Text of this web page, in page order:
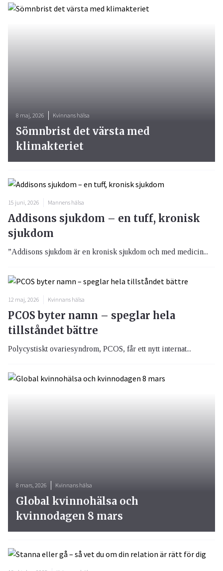
15 juni, 2026 Mannens hälsa
Addisons sjukdom – en tuff, kronisk
sjukdom
”Addisons sjukdom är en kronisk sjukdom och med medicin...
12 maj, 2026 Kvinnans hälsa
PCOS byter namn – speglar hela
tillståndet bättre
Polycystiskt ovariesyndrom, PCOS, får ett nytt internat...
8 maj, 2026 Kvinnans hälsa
Sömnbrist det värsta med
klimakteriet
8 mars, 2026 Kvinnans hälsa
Global kvinnohälsa och
kvinnodagen 8 mars